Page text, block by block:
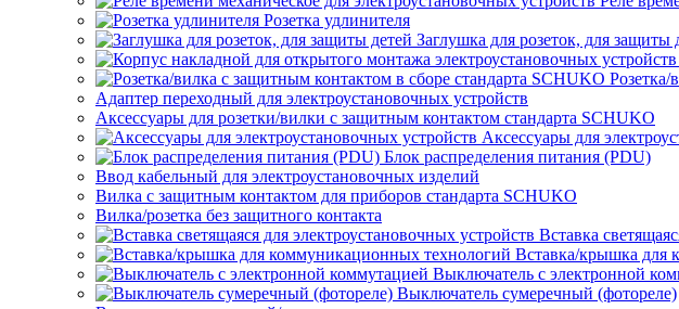
Розетка удлинителя
Заглушка для розеток, для защиты
Розетка/
Адаптер переходный для электроустановочных устройств
Аксессуары для розетки/вилки с защитным контактом стандарта SCHUKO
Аксессуары для
Блок распределения питания (PDU)
Ввод кабельный для электроустановочных изделий
Вилка с защитным контактом для приборов стандарта SCHUKO
Вилка/розетка без защитного контакта
Вставка
Вставка/крышка для
Выключатель с электронной
Выключатель сумеречный (фотореле)